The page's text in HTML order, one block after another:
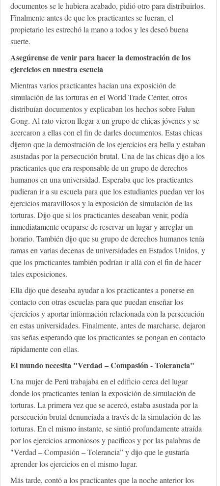
documentos se le hubiera acabado, pidió otro para distribuirlos.
Finalmente antes de que los practicantes se fueran, el
propietario les estrechó la mano a todos y les deseó buena
suerte.
Asegúrense de venir para hacer la demostración de los
ejercicios en nuestra escuela
Mientras varios practicantes hacían una exposición de
simulación de las torturas en el World Trade Center, otros
distribuían documentos y explicaban los hechos sobre Falun
Gong. Al rato vieron llegar a un grupo de chicas jóvenes y se
acercaron a ellas con el fin de darles documentos. Estas chicas
dijeron que la demostración de los ejercicios era bella y estaban
asustadas por la persecución brutal. Una de las chicas dijo a los
practicantes que era responsable de un grupo de derechos
humanos en una universidad. Esperaba que los practicantes
pudieran ir a su escuela para que los estudiantes puedan ver los
ejercicios maravillosos y la exposición de simulación de las
torturas. Dijo que si los practicantes deseaban venir, podía
inmediatamente ocuparse de reservar un lugar y arreglar un
horario. También dijo que su grupo de derechos humanos tenía
ramas en varias decenas de universidades en Estados Unidos, y
que los practicantes también podrían ir allá con el fin de hacer
tales exposiciones.
Ella dijo que deseaba ayudar a los practicantes a ponerse en
contacto con otras escuelas para que puedan enseñar los
ejercicios y aportar información relacionada con la persecución
en estas universidades. Finalmente, antes de marcharse, dejaron
sus señas esperando que los practicantes se pongan en contacto
rápidamente con ellas.
El mundo necesita "Verdad – Compasión - Tolerancia"
Una mujer de Perú trabajaba en el edificio cerca del lugar
donde los practicantes tenían la exposición de simulación de
torturas. La primera vez que se acercó, estaba asustada por la
persecución brutal denunciada a través de la simulación de las
torturas. En el mismo instante, se sintió profundamente atraída
por los ejercicios armoniosos y pacíficos y por las palabras de
"Verdad – Compasión – Tolerancia” y dijo que le gustaría
aprender los ejercicios en el mismo lugar.
Más tarde, contó a los practicantes que la noche anterior los